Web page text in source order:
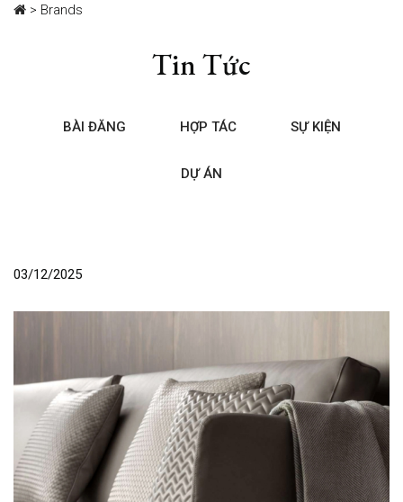
> Brands
Tin Tức
BÀI ĐĂNG HỢP TÁC SỰ KIỆN
DỰ ÁN
03/12/2025